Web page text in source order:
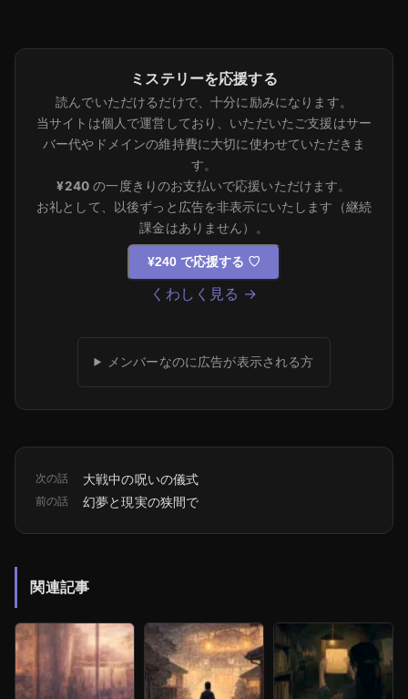
ミステリーを応援する
読んでいただけるだけで、十分に励みになります。
当サイトは個人で運営しており、いただいたご支援はサー
バー代やドメインの維持費に大切に使わせていただきま
す。
¥240 の一度きりのお支払いで応援いただけます。
お礼として、以後ずっと広告を非表示にいたします（継続
課金はありません）。
¥240 で応援する ♡
くわしく見る →
メンバーなのに広告が表示される方
次の話 大戦中の呪いの儀式
前の話 幻夢と現実の狭間で
関連記事